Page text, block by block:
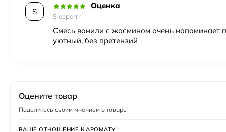
S
Оценка
Sleeperrr
Смесь ванили с жасмином очень напоминает
уютный, без претензий
Оцените товар
Поделитесь своим мнением о товаре
ВАШЕ ОТНОШЕНИЕ К АРОМАТУ